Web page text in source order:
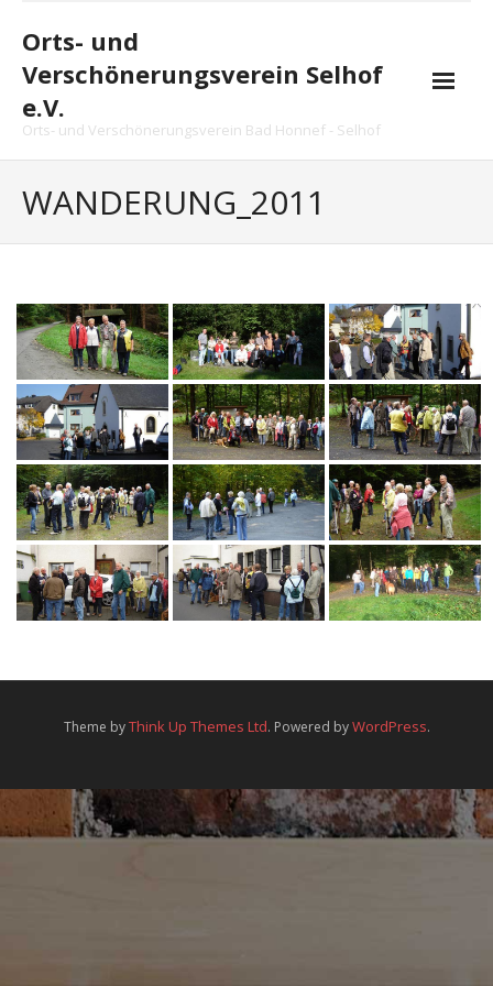
contentOrts- und
Verschönerungsverein Selhof
e.V.
Orts- und Verschönerungsverein Bad Honnef - Selhof
Arbeitsgruppe
Projekte
Chronik
Termine
Mitgliedschaft
Sponsoren
WANDERUNG_2011
Theme byThink Up Themes Ltd. Powered byWordPress.